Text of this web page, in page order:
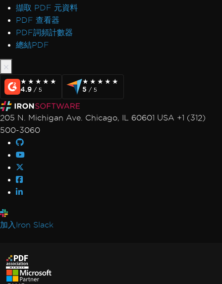
擷取 PDF 元資料
PDF 查看器
PDF詞頻計數器
總結PDF
★★★★★
★★★★★
4.9 / 5
★★★★★
★★★★★
5 / 5
205 N. Michigan Ave. Chicago, IL 60601 USA +1 (312)
500-3060
加入Iron Slack